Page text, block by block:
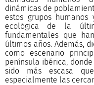
dinámicas de
estos grupos
ecológica de la
fundamentales que
últimos años. Además,
como escenario
península ibérica,
sido más escasa
especialmente las